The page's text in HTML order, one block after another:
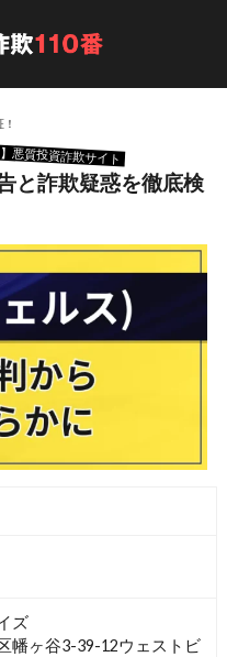
悪質投資詐欺サイト
と詐欺疑惑を徹底検
ズ
幡ヶ谷3-39-12ウェストビ